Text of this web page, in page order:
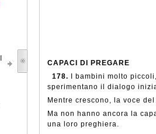
CAPACI DI PREGARE
178.
I bambini molto
sperimentano il dialogo
Mentre crescono, la voce
Ma non hanno ancora la
una loro preghiera.